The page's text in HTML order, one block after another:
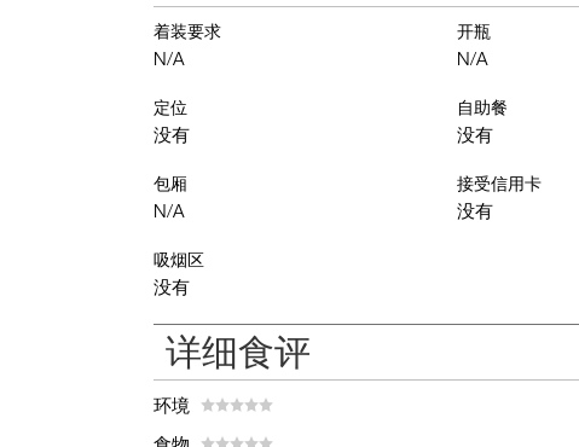
着装要求
N/A
开瓶
N/A
定位
没有
自助餐
没有
包厢
N/A
接受信用卡
没有
吸烟区
没有
详细食评
环境